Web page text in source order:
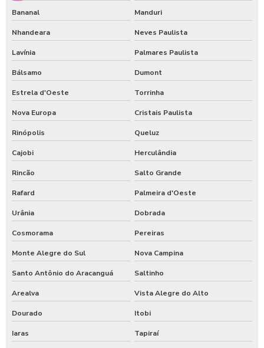
Bananal Manduri
Nhandeara Neves Paulista
Lavínia Palmares Paulista
Bálsamo Dumont
Estrela d'Oeste Torrinha
Nova Europa Cristais Paulista
Rinópolis Queluz
Cajobi Herculândia
Rincão Salto Grande
Rafard Palmeira d'Oeste
Urânia Dobrada
Cosmorama Pereiras
Monte Alegre do Sul Nova Campina
Santo Antônio do Aracanguá Saltinho
Arealva Vista Alegre do Alto
Dourado Itobi
Iaras Tapiraí